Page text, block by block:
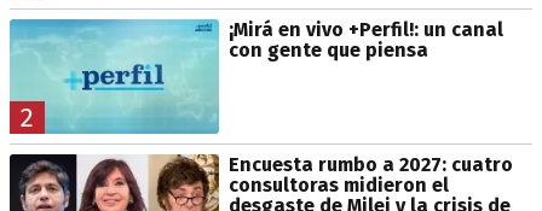
2
¡Mirá en vivo +Perfil!: un canal
con gente que piensa
Encuesta rumbo a 2027: cuatro
consultoras midieron el
desgaste de Milei y la crisis de